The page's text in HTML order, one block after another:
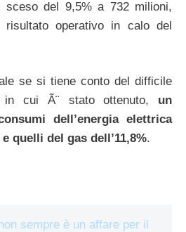
sceso del 9,5% a 732 milioni,
operativo in calo del
se si tiene conto del difficile
in cui Ã¨ stato ottenuto, un
dell’energia elettrica
quelli del gas dell’11,8%.
sempre è un affare per il